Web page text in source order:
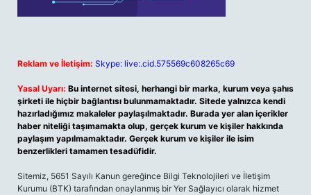
Reklam ve İletişim: Skype: live:.cid.575569c608265c69
Yasal Uyarı: Bu internet sitesi, herhangi bir marka, kurum veya şahıs
şirketi ile hiçbir bağlantısı bulunmamaktadır. Sitede yalnızca kendi
hazırladığımız makaleler paylaşılmaktadır. Burada yer alan içerikler
haber niteliği taşımamakta olup, gerçek kurum ve kişiler hakkında
paylaşım yapılmamaktadır. Gerçek kurum ve kişiler ile isim
benzerlikleri tamamen tesadüfidir.
Sitemiz, 5651 Sayılı Kanun gereğince Bilgi Teknolojileri ve İletişim
Kurumu (BTK) tarafından onaylanmış bir Yer Sağlayıcı olarak hizmet